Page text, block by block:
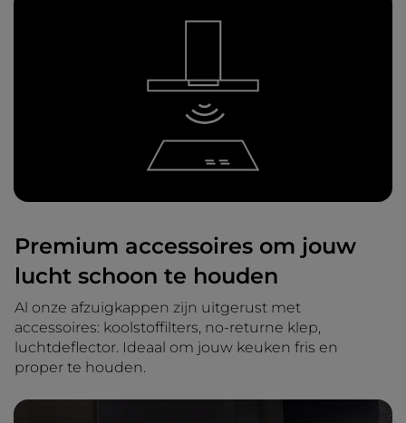
Premium accessoires om jouw
lucht schoon te houden
Al onze afzuigkappen zijn uitgerust met
accessoires: koolstoffilters, no-returne klep,
luchtdeflector. Ideaal om jouw keuken fris en
proper te houden.